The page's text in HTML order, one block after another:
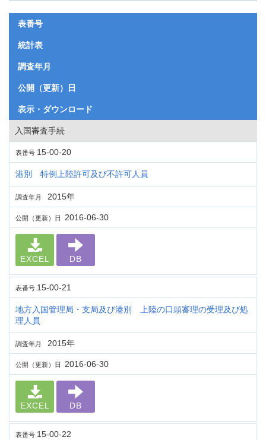
表番号
統計表
調査年月
公開（更新）日
表示・ダウンロード
入国審査手続
表番号 15-00-20
港別 特例上陸許可及び不許可人員
調査年月 2015年
公開（更新）日 2016-06-30
EXCEL DB
表番号 15-00-21
地方入国管理局・支局及び港別 上陸の口頭審理の受理及び処
理人員
調査年月 2015年
公開（更新）日 2016-06-30
EXCEL DB
表番号 15-00-22